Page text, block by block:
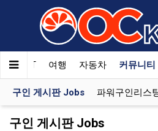
한국SAT 여행 자동차 커뮤니티
구인 게시판 Jobs 파워구인리스
구인 게시판 Jobs